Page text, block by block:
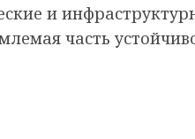
и
часть